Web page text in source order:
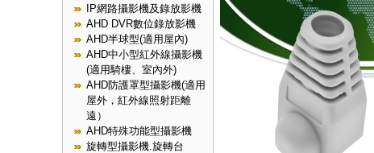
IP網路攝影機及錄放影機
AHD DVR數位錄放影機
AHD半球型(適用屋內)
AHD中小型紅外線攝影機
(適用騎樓、室內外)
AHD防護罩型攝影機(適用
屋外，紅外線照射距離
遠）
AHD特殊功能型攝影機
旋轉型攝影機.旋轉台